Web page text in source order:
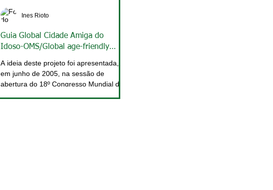
Guia Global Cidade Amiga do
Idoso-OMS/Global age-friendly
A ideia deste projeto foi apresentada,
em junho de 2005, na sessão de
abertura do 18º Congresso Mundial de
Ines Rioto